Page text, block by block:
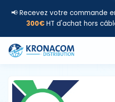
📢 Recevez votre commande
300€ HT d'achat hors